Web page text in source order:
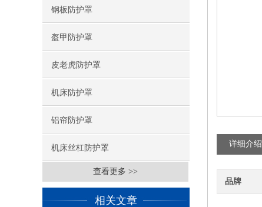
钢板防护罩
盔甲防护罩
皮老虎防护罩
机床防护罩
铝帘防护罩
机床丝杠防护罩
查看更多 >>
相关文章
详细介绍
品牌